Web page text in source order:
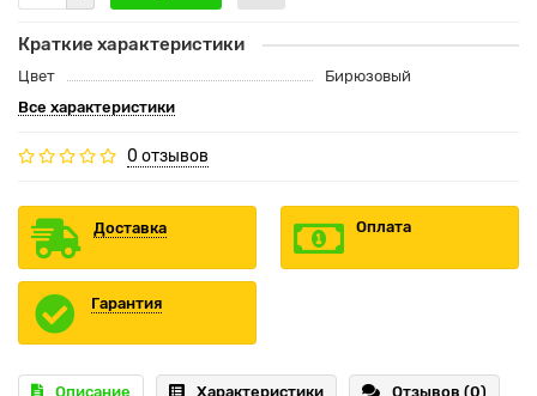
Краткие характеристики
Цвет
Бирюзовый
Все характеристики
0 отзывов
Доставка Оплата
Гарантия
Описание Характеристики Отзывов (0)